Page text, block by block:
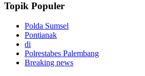
Topik Populer
Polda Sumsel
Pontianak
di
Polrestabes Palembang
Breaking news